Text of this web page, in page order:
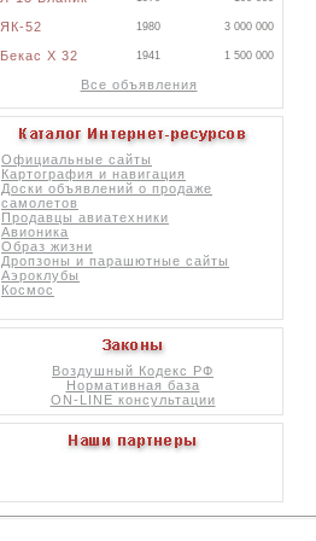
ЯК-52 1980 3 000 000
Бекас X 32 1941 1 500 000
Все объявления
Официальные сайты
Картография и навигация
Доски объявлений о продаже
самолетов
Продавцы авиатехники
Авионика
Образ жизни
Дропзоны и парашютные сайты
Аэроклубы
Космос
Воздушный Кодекс РФ
Нормативная база
ON-LINE консультации